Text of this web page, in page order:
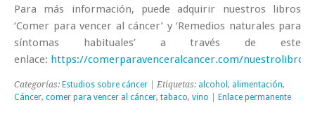
Para más información, puede adquirir nuestros libros
‘Comer para vencer al cáncer’ y ‘Remedios naturales para
síntomas habituales’ a través de este
enlace: https://comerparavenceralcancer.com/nuestrolibro/
Categorías: Estudios sobre cáncer | Etiquetas: alcohol , alimentación,
Cáncer, comer para vencer al cáncer, tabaco, vino Enlace permanente